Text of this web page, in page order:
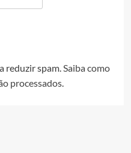
reduzir spam.Saiba como
processados.